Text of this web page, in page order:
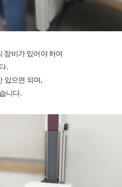
장비가 있어야 하여
.
있으면 되며,
니다.